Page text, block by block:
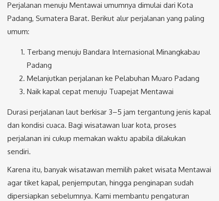
Perjalanan menuju Mentawai umumnya dimulai dari Kota
Padang, Sumatera Barat. Berikut alur perjalanan yang paling
umum:
Terbang menuju Bandara Internasional Minangkabau
Padang
Melanjutkan perjalanan ke Pelabuhan Muaro Padang
Naik kapal cepat menuju Tuapejat Mentawai
Durasi perjalanan laut berkisar 3–5 jam tergantung jenis kapal
dan kondisi cuaca. Bagi wisatawan luar kota, proses
perjalanan ini cukup memakan waktu apabila dilakukan
sendiri.
Karena itu, banyak wisatawan memilih paket wisata Mentawai
agar tiket kapal, penjemputan, hingga penginapan sudah
dipersiapkan sebelumnya. Kami membantu pengaturan